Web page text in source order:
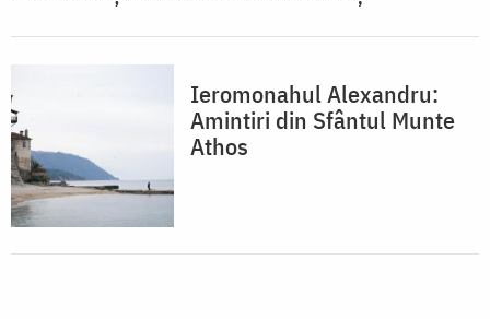
Ieromonahul Alexandru:
Amintiri din Sfântul Munte
Athos